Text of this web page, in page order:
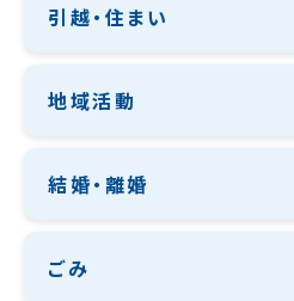
引越・住まい
地域活動
結婚・離婚
ごみ